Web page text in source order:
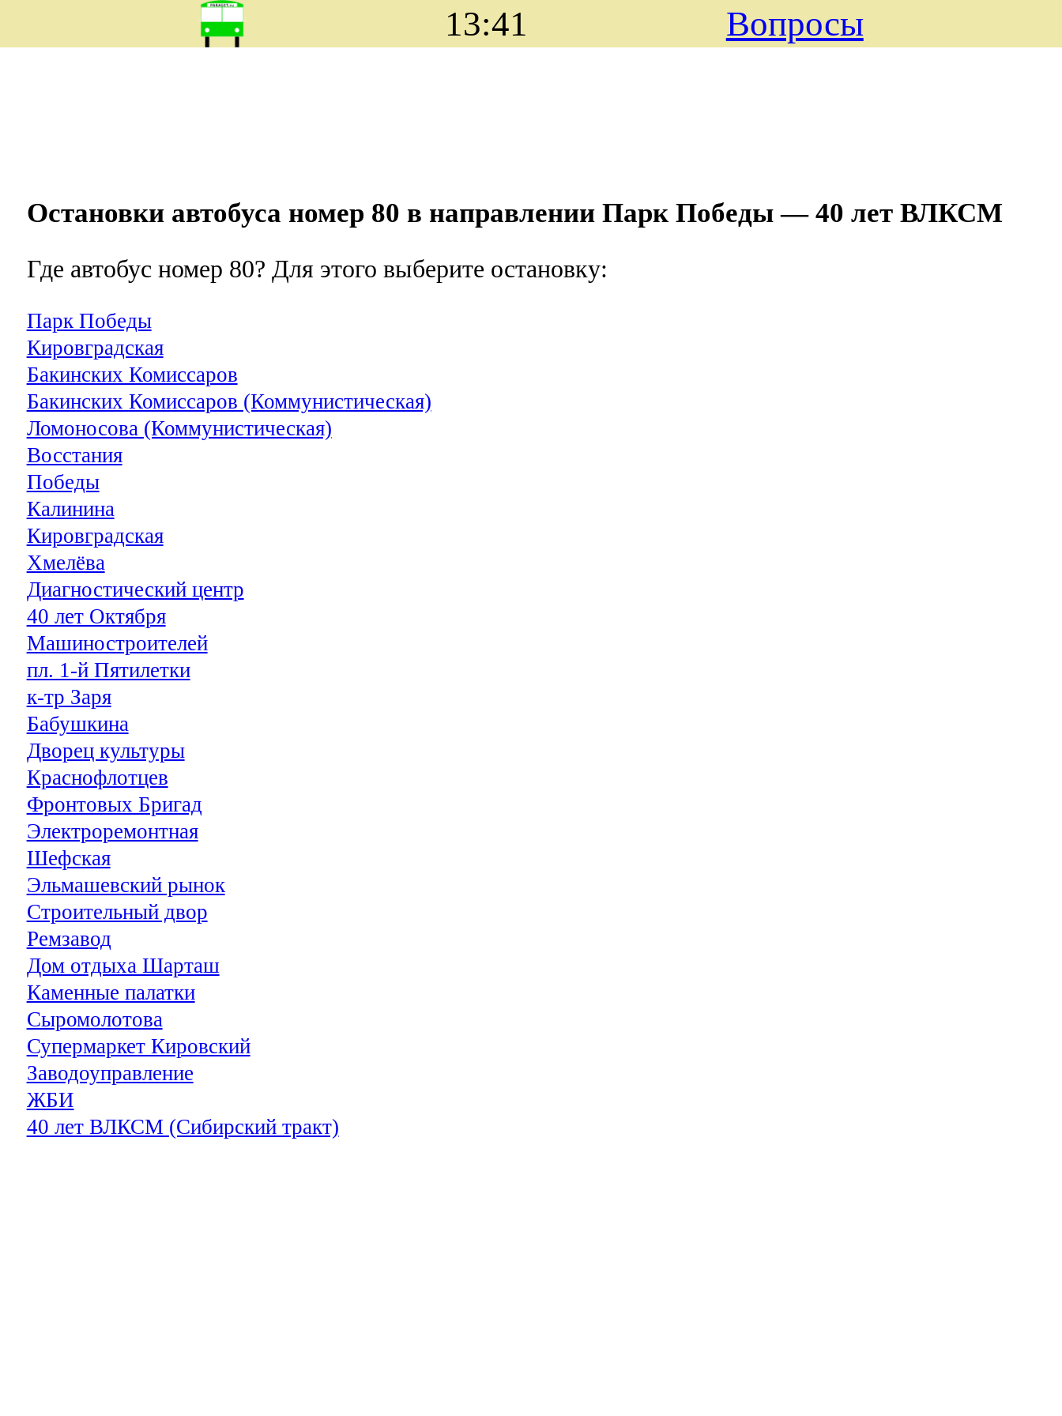
13:41 Вопросы
Остановки автобуса номер 80 в направлении Парк Победы ― 40 лет ВЛКСМ
Где автобус номер 80? Для этого выберите остановку:
Парк Победы
Кировградская
Бакинских Комиссаров
Бакинских Комиссаров (Коммунистическая)
Ломоносова (Коммунистическая)
Восстания
Победы
Калинина
Кировградская
Хмелёва
Диагностический центр
40 лет Октября
Машиностроителей
пл. 1-й Пятилетки
к-тр Заря
Бабушкина
Дворец культуры
Краснофлотцев
Фронтовых Бригад
Электроремонтная
Шефская
Эльмашевский рынок
Строительный двор
Ремзавод
Дом отдыха Шарташ
Каменные палатки
Сыромолотова
Супермаркет Кировский
Заводоуправление
ЖБИ
40 лет ВЛКСМ (Сибирский тракт)